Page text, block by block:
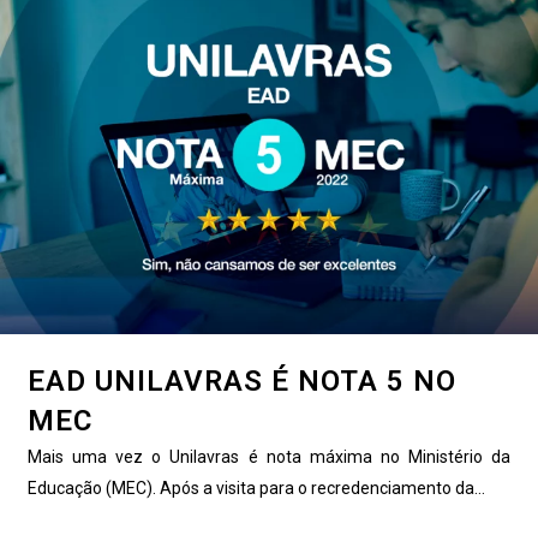
EAD UNILAVRAS É NOTA 5 NO
MEC
Mais uma vez o Unilavras é nota máxima no Ministério da
Educação (MEC). Após a visita para o recredenciamento da...